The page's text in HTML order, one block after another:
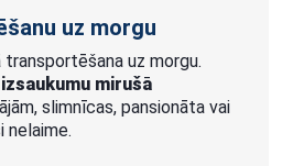
uz morgu
uz morgu.
mirušā
slimnīcas, pansionāta vai
nelaime.